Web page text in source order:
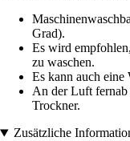
Grad).
Es wird
zu waschen.
Es kann auch eine
An der Luft
Trockner.
Zusätzliche